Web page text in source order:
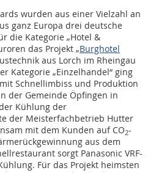
wurden aus einer Vielzahl an
ganz Europa drei deutsche
die Kategorie „Hotel &
das Projekt „Burghotel
aus Lorch im Rheingau
Kategorie „Einzelhandel“ ging
Schnellimbiss und Produktion
der Gemeinde Öpfingen in
Kühlung der
der Meisterfachbetrieb Hutter
mit dem Kunden auf CO2-
aus dem
sorgt Panasonic VRF-
Für das Projekt heimsten